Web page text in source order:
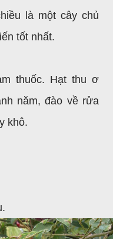
là một cây chủ
tốt nhất.
thuốc. Hạt thu ơ
năm, đào về rửa
khô.